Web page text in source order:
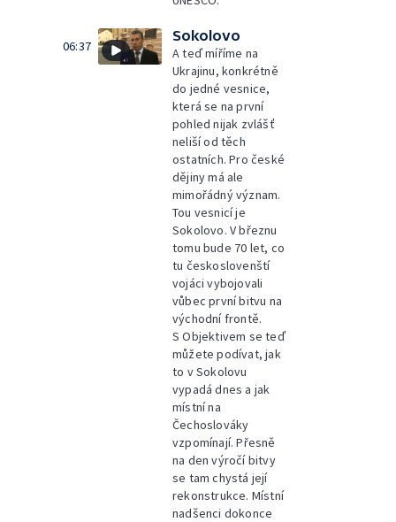
06:37
Sokolovo
A teď míříme na
Ukrajinu, konkrétně
do jedné vesnice,
která se na první
pohled nijak zvlášť
neliší od těch
ostatních. Pro české
dějiny má ale
mimořádný význam.
Tou vesnicí je
Sokolovo. V březnu
tomu bude 70 let, co
tu českoslovenští
vojáci vybojovali
vůbec první bitvu na
východní frontě.
S Objektivem se teď
můžete podívat, jak
to v Sokolovu
vypadá dnes a jak
místní na
Čechoslováky
vzpomínají. Přesně
na den výročí bitvy
se tam chystá její
rekonstrukce. Místní
nadšenci dokonce